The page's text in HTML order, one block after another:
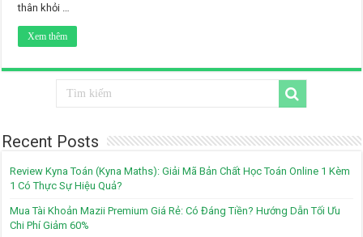
thân khỏi …
Xem thêm
Recent Posts
Review Kyna Toán (Kyna Maths): Giải Mã Bản Chất Học Toán Online 1 Kèm
1 Có Thực Sự Hiệu Quả?
Mua Tài Khoản Mazii Premium Giá Rẻ: Có Đáng Tiền? Hướng Dẫn Tối Ưu
Chi Phí Giảm 60%